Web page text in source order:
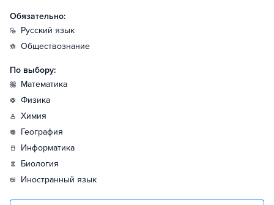
Обязательно:
русский язык
обществознание
По выбору:
математика
физика
химия
география
информатика
биология
иностранный язык